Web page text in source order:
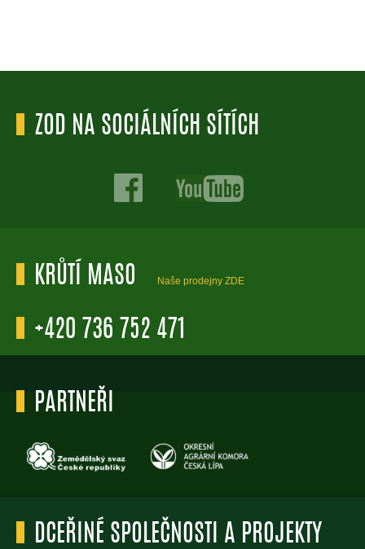
ZOD NA SOCIÁLNÍCH SÍTÍCH
KRŮTÍ MASO Naše prodejny ZDE
+420 736 752 471
PARTNEŘI
DCEŘINÉ SPOLEČNOSTI A PROJEKTY